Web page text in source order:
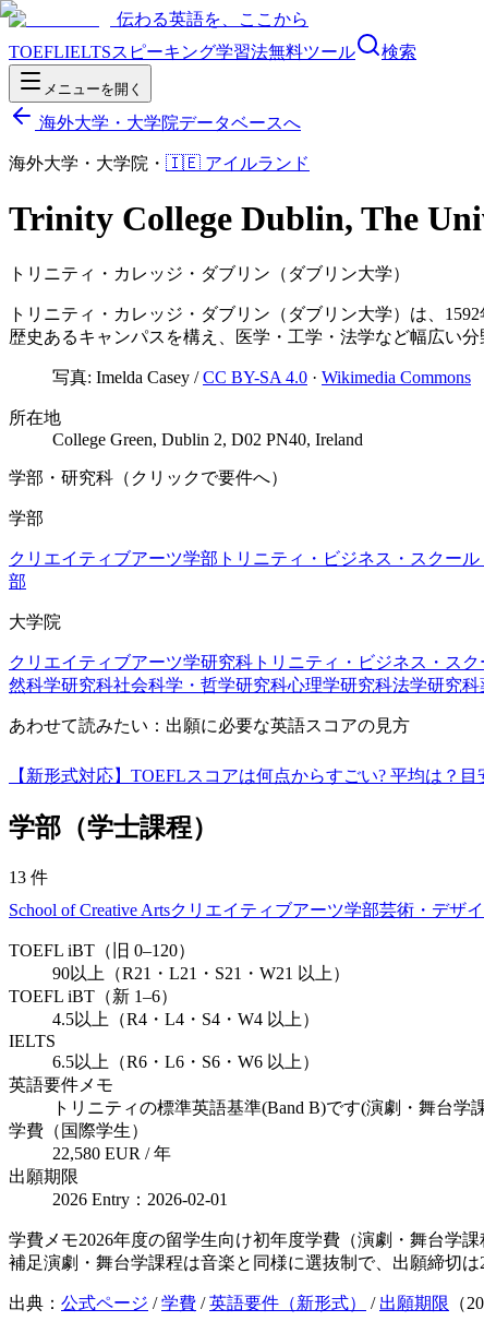
伝わる英語を、ここから
TOEFLIELTSスピーキング学習法無料ツール 検索
メニューを開く
海外大学・大学院データベースへ
海外大学・大学院 ・ 🇮🇪 アイルランド
Trinity College Dublin, The
トリニティ・カレッジ・ダブリン（ダブリン大学）
トリニティ・カレッジ・ダブリン（ダブリン大学）は、
歴史あるキャンパスを構え、医学・工学・法学など幅広い
写真: Imelda Casey /CC BY-SA 4.0 · Wikimedia Commons
所在地
College Green, Dublin 2, D02 PN40, Ireland
学部・研究科（クリックで要件へ）
学部
クリエイティブアーツ学部 トリニティ・ビジネス・スクール
部
大学院
クリエイティブアーツ学研究科 トリニティ・ビジネス・スク
然科学研究科社会科学・哲学研究科心理学研究科法学研究科
あわせて読みたい：出願に必要な英語スコアの見方
【新形式対応】TOEFLスコアは何点からすごい? 平均は？
学部（学士課程）
13 件
School of Creative Artsクリエイティブアーツ学部芸術・デザ
TOEFL iBT（旧 0–120）
90以上（R21・L21・S21・W21 以上）
TOEFL iBT（新 1–6）
4.5以上（R4・L4・S4・W4 以上）
IELTS
6.5以上（R6・L6・S6・W6 以上）
英語要件メモ
トリニティの標準英語基準(Band B)です(演劇・舞台学課
学費（国際学生）
22,580 EUR / 年
出願期限
2026 Entry：2026-02-01
学費メモ2026年度の留学生向け初年度学費（演劇・舞台学
補足演劇・舞台学課程は音楽と同様に選抜制で、出願締切
出典： 公式ページ /学費 /英語要件（新形式） / 出願期限 （